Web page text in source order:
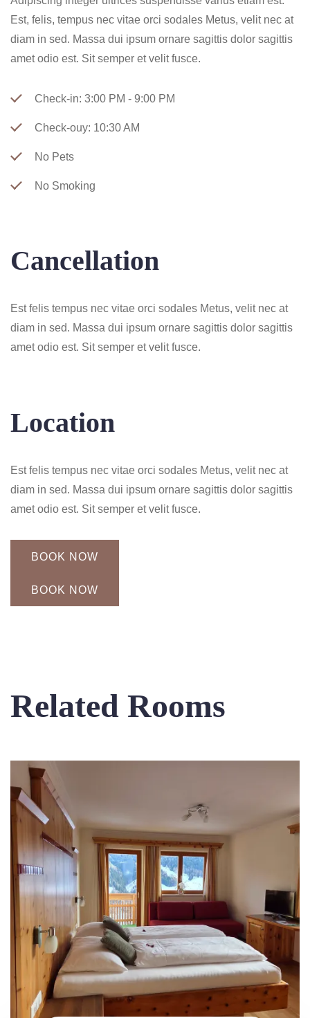
Est, felis, tempus nec vitae orci sodales Metus, velit nec at
diam in sed. Massa dui ipsum ornare sagittis dolor sagittis
amet odio est. Sit semper et velit fusce.
Check-in: 3:00 PM - 9:00 PM
Check-ouy: 10:30 AM
No Pets
No Smoking
Cancellation
Est felis tempus nec vitae orci sodales Metus, velit nec at
diam in sed. Massa dui ipsum ornare sagittis dolor sagittis
amet odio est. Sit semper et velit fusce.
Location
Est felis tempus nec vitae orci sodales Metus, velit nec at
diam in sed. Massa dui ipsum ornare sagittis dolor sagittis
amet odio est. Sit semper et velit fusce.
BOOK NOW
BOOK NOW
Related Rooms